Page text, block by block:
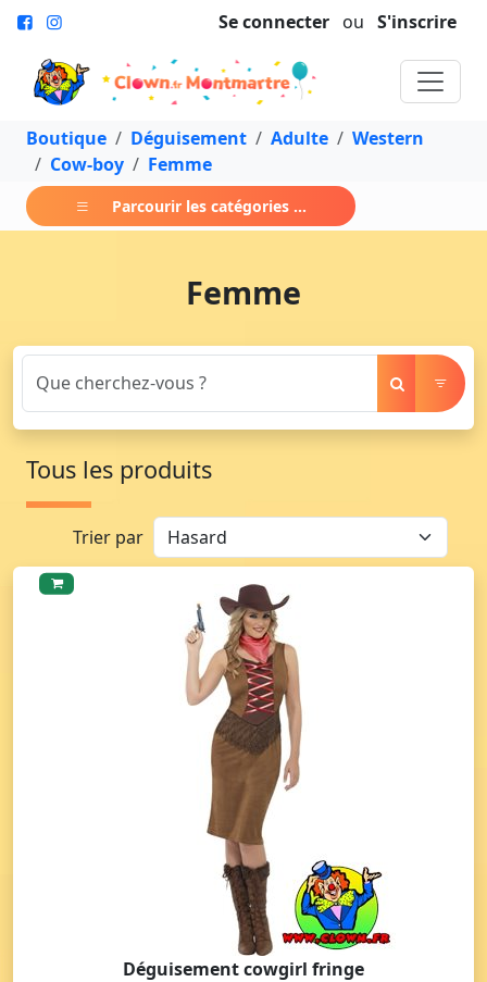
Se connecter ou S'inscrire
Boutique Déguisement Adulte
Western
Cow-boy
Femme
Parcourir les catégories ...
Femme
Tous les produits
Trier par
Déguisement cowgirl fringe